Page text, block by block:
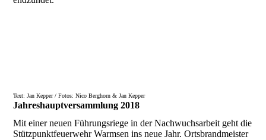
Text: Jan Kepper / Fotos: Nico Berghorn & Jan Kepper
Jahreshauptversammlung 2018
Mit einer neuen Führungsriege in der Nachwuchsarbeit geht die
Stützpunktfeuerwehr Warmsen ins neue Jahr. Ortsbrandmeister